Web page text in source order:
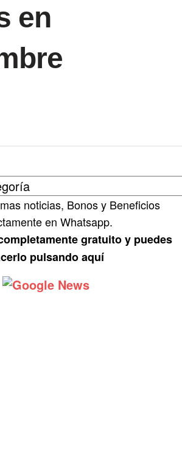
en
noticias, Bonos y Beneficios
en Whatsapp.
gratuito y puedes
pulsando aquí